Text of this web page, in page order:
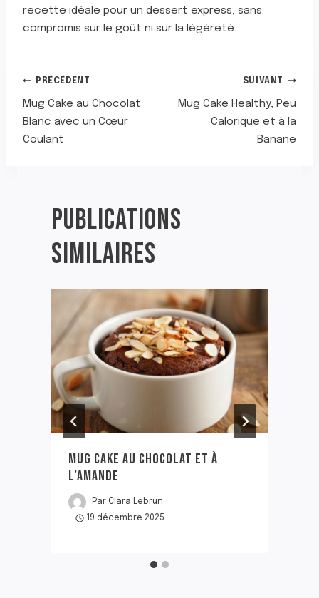
recette idéale pour un dessert express, sans
compromis sur le goût ni sur la légèreté.
NAVIGATION
DE
PRÉCÉDENT
Mug Cake au Chocolat
Blanc avec un Cœur
Coulant
SUIVANT
Mug Cake Healthy, Peu
Calorique et à la
Banane
PUBLICATIONS
SIMILAIRES
MUG CAKE AU CHOCOLAT ET À
L’AMANDE
Par Clara Lebrun
19 décembre 2025